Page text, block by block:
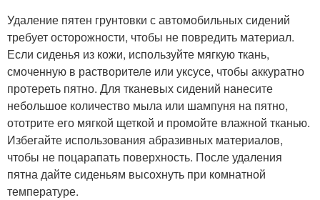
Удаление пятен грунтовки с автомобильных сидений
требует осторожности, чтобы не повредить материал.
Если сиденья из кожи, используйте мягкую ткань,
смоченную в растворителе или уксусе, чтобы аккуратно
протереть пятно. Для тканевых сидений нанесите
небольшое количество мыла или шампуня на пятно,
ототрите его мягкой щеткой и промойте влажной тканью.
Избегайте использования абразивных материалов,
чтобы не поцарапать поверхность. После удаления
пятна дайте сиденьям высохнуть при комнатной
температуре.